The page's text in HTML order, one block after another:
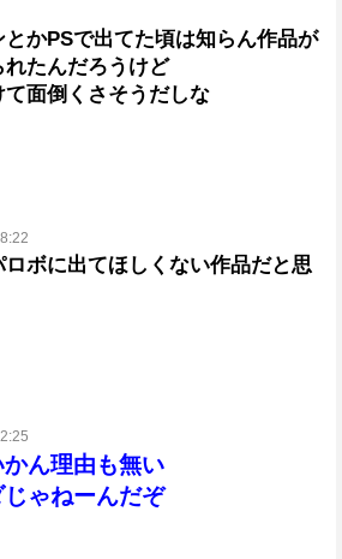
かPSで出てた頃は知らん作品が
たんだろうけど
面倒くさそうだしな
ボに出てほしくない作品だと思
ん理由も無い
ゃねーんだぞ